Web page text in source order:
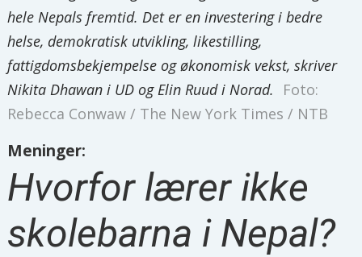
hele Nepals fremtid. Det er en investering i bedre
helse, demokratisk utvikling, likestilling,
fattigdomsbekjempelse og økonomisk vekst, skriver
Nikita Dhawan i UD og Elin Ruud i Norad.
Foto:
Rebecca Conwaw / The New York Times / NTB
Meninger:
Hvorfor lærer ikke
skolebarna i Nepal?